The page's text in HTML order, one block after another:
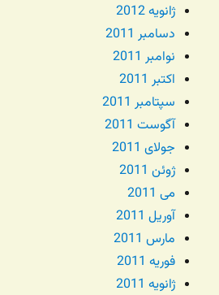
ژانویه 2012
دسامبر 2011
نوامبر 2011
اکتبر 2011
سپتامبر 2011
آگوست 2011
جولای 2011
ژوئن 2011
می 2011
آوریل 2011
مارس 2011
فوریه 2011
ژانویه 2011